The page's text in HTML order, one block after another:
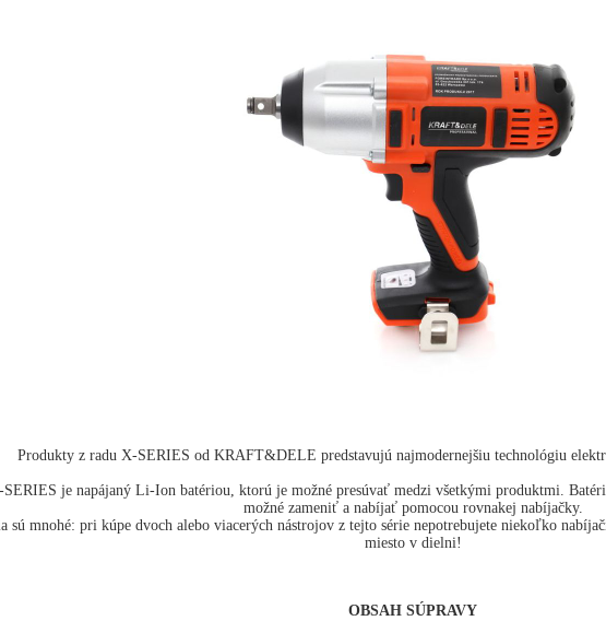
Produkty z radu X-SERIES od KRAFT&DELE predstavujú najmodernejšiu technológiu
je napájaný Li-Ion batériou, ktorú je možné presúvať medzi všetkými produktmi.
možné zameniť a nabíjať pomocou rovnakej nabíjačky.
sú mnohé: pri kúpe dvoch alebo viacerých nástrojov z tejto série nepotrebujete niekoľko
miesto v dielni!
OBSAH SÚPRAVY